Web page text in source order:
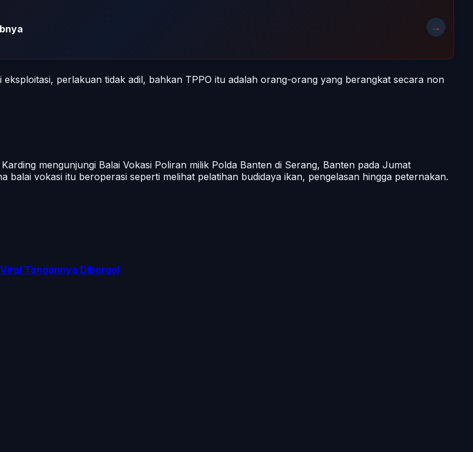
→
perlakuan tidak adil, bahkan TPPO itu adalah orang-orang yang berangkat secara non
mengunjungi Balai Vokasi Poliran milik Polda Banten di Serang, Banten pada Jumat
balai vokasi itu beroperasi seperti melihat pelatihan budidaya ikan, pengelasan hingga peternakan.
Tangannya Diborgol